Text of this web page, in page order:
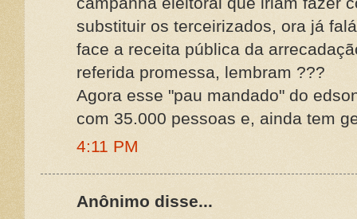
substituir os terceirizados, ora já
face a receita pública da
referida promessa, lembram ???
Agora esse "pau mandado" do
com 35.000 pessoas e, ainda tem
4:11 PM
Anônimo disse...